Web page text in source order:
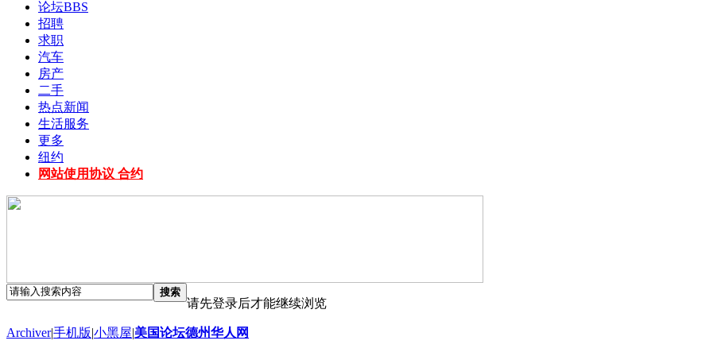
论坛BBS
招聘
求职
汽车
房产
二手
热点新闻
生活服务
更多
纽约
网站使用协议 合约
搜索
请先登录后才能继续浏览
Archiver|手机版|小黑屋|美国论坛德州华人网